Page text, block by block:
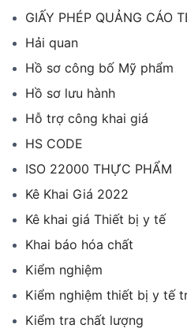
GIẤY PHÉP QUẢNG CÁO
Hải quan
Hồ sơ công bố Mỹ phẩm
Hồ sơ lưu hành
Hỗ trợ công khai giá
HS CODE
ISO 22000 THỰC PHẨM
Kê Khai Giá 2022
Kê khai giá Thiết bị y tế
Khai báo hóa chất
Kiểm nghiệm
Kiểm nghiệm thiết bị y tế
Kiểm tra chất lượng